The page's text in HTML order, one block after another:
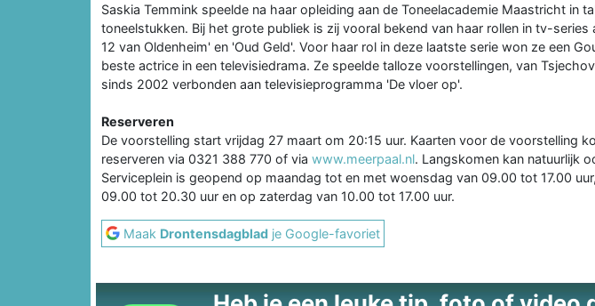
Saskia Temmink speelde na haar opleiding aan de Toneelacademie Maastricht in
toneelstukken. Bij het grote publiek is zij vooral bekend van haar rollen in tv-series
12 van Oldenheim' en 'Oud Geld'. Voor haar rol in deze laatste serie won ze een
beste actrice in een televisiedrama. Ze speelde talloze voorstellingen, van
sinds 2002 verbonden aan televisieprogramma 'De vloer op'.
Reserveren
De voorstelling start vrijdag 27 maart om 20:15 uur. Kaarten voor de voorstelling
reserveren via 0321 388 770 of via www.meerpaal.nl. Langskomen kan natuurlijk
Serviceplein is geopend op maandag tot en met woensdag van 09.00 tot 17.00
09.00 tot 20.30 uur en op zaterdag van 10.00 tot 17.00 uur.
Maak Drontensdagblad je Google-favoriet